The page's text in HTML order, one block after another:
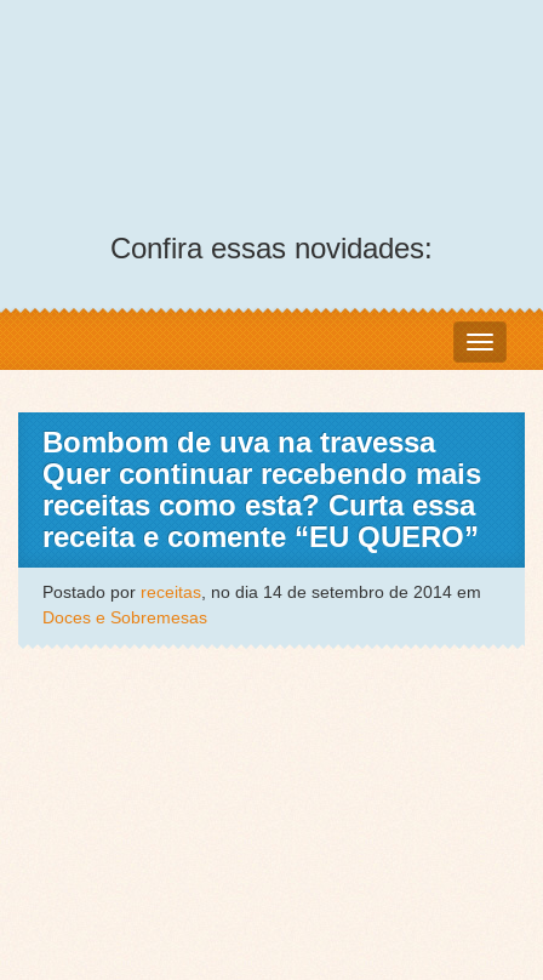
Confira essas novidades:
Bombom de uva na travessa
Quer continuar recebendo mais
receitas como esta? Curta essa
receita e comente “EU QUERO”
Postado por receitas, no dia 14 de setembro de 2014 em
Doces e Sobremesas